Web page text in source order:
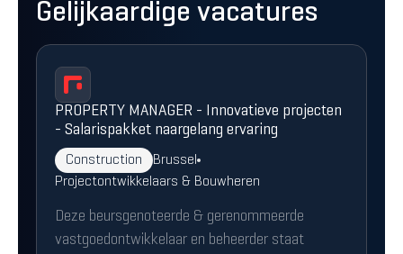
Gelijkaardige vacatures
PROPERTY MANAGER - Innovatieve projecten
- Salarispakket naargelang ervaring
Construction
Brussel
Projectontwikkelaars & Bouwheren
Deze beursgenoteerde & gerenommeerde
vastgoedontwikkelaar en beheerder staat